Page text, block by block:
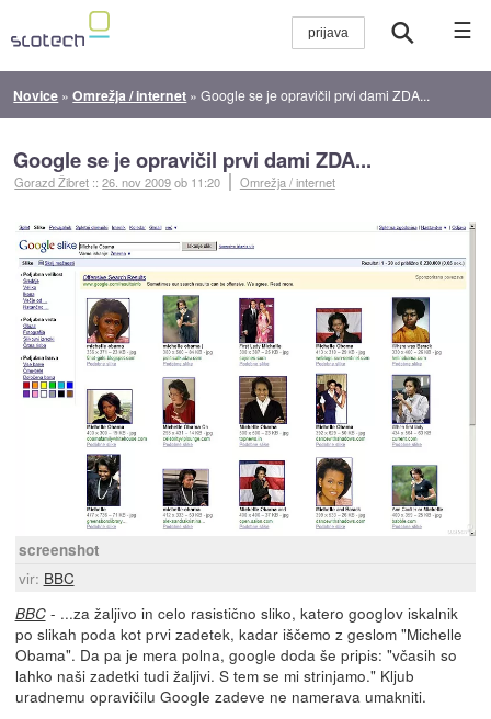
☰
Novice »Omrežja / internet »Google se je opravičil prvi dami ZDA...
Google se je opravičil prvi dami ZDA...
Gorazd Žibret ::26. nov 2009ob 11:20 Omrežja / internet
screenshot
vir: BBC
BBC- ...za žaljivo in celo rasistično sliko, katero googlov iskalnik
po slikah poda kot prvi zadetek, kadar iščemo z geslom "Michelle
Obama". Da pa je mera polna, google doda še pripis: "včasih so
lahko naši zadetki tudi žaljivi. S tem se mi strinjamo." Kljub
uradnemu opravičilu Google zadeve ne namerava umakniti.